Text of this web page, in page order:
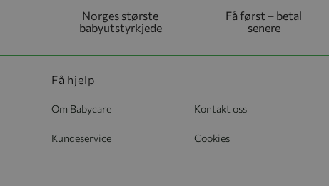
Norges største
babyutstyrkjede
Få først – betal
senere
Få hjelp
Om Babycare Kontakt oss
Kundeservice Cookies